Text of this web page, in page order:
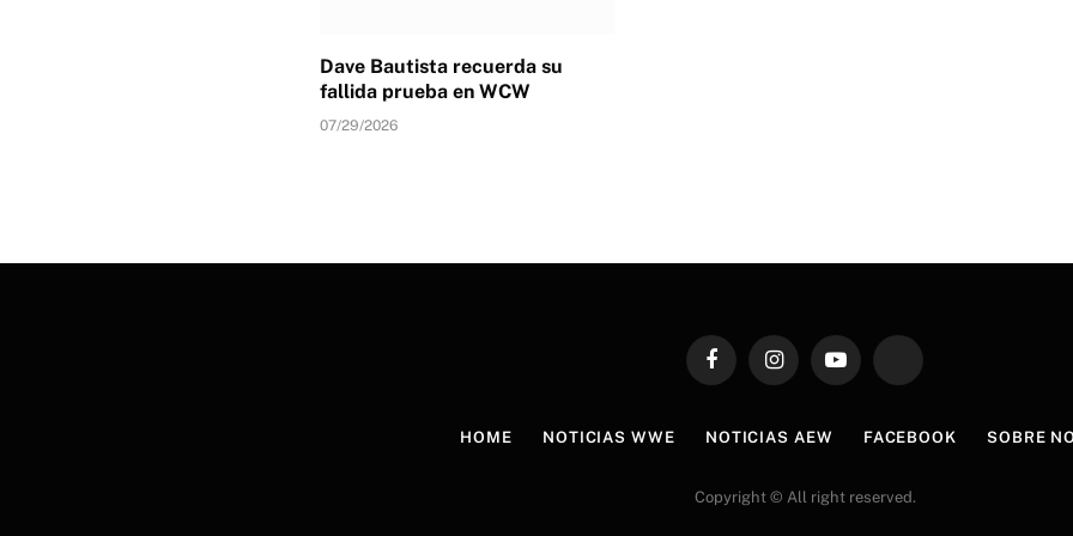
Dave Bautista recuerda su
fallida prueba en WCW
07/29/2026
FacebookInstagramYouTube TikTok
HOME NOTICIAS WWE NOTICIAS AEW FACEBOOK SOBRE
Copyright © All right reserved.